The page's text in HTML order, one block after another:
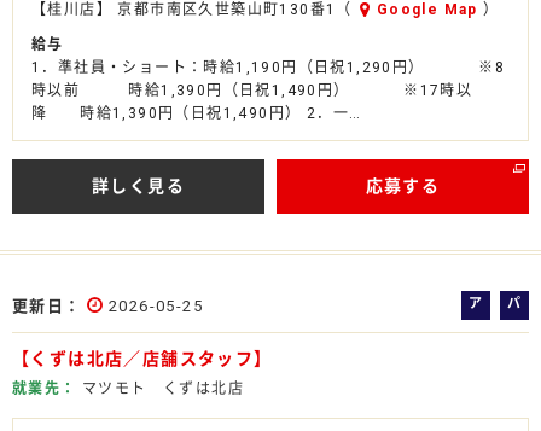
【桂川店】 京都市南区久世築山町130番1（
Google Map ）
給与
1．準社員・ショート：時給1,190円（日祝1,290円） ※8
時以前 時給1,390円（日祝1,490円） ※17時以
降 時給1,390円（日祝1,490円） 2．一…
詳しく見る 応募する
更新日 2026-05-25
ア
ル
パ
ー
【くずは北店／店舗スタッフ】
就業先 マツモト くずは北店